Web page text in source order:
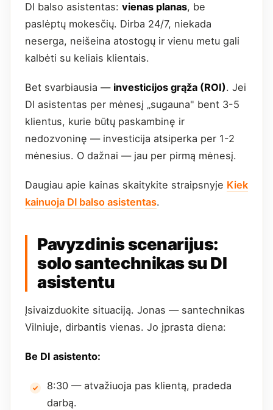
DI balso asistentas: vienas planas, be
paslėptų mokesčių. Dirba 24/7, niekada
neserga, neišeina atostogų ir vienu metu gali
kalbėti su keliais klientais.
Bet svarbiausia — investicijos grąža (ROI). Jei
DI asistentas per mėnesį „sugauna" bent 3-5
klientus, kurie būtų paskambinę ir
nedozvoninę — investicija atsiperka per 1-2
mėnesius. O dažnai — jau per pirmą mėnesį.
Daugiau apie kainas skaitykite straipsnyje Kiek
kainuoja DI balso asistentas.
Pavyzdinis scenarijus:
solo santechnikas su DI
asistentu
Įsivaizduokite situaciją. Jonas — santechnikas
Vilniuje, dirbantis vienas. Jo įprasta diena:
Be DI asistento:
8:30 — atvažiuoja pas klientą, pradeda
darbą.